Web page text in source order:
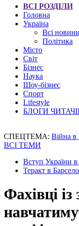
ВСІ РОЗДІЛИ
Головна
Україна
Всі
Політика
Місто
Світ
Бізнес
Наука
Шоу-бізнес
Спорт
Lifestyle
БЛОГИ
СПЕЦТЕМА: Війна в
ВСІ ТЕМИ
Вступ України
Теракт в
Фахівці